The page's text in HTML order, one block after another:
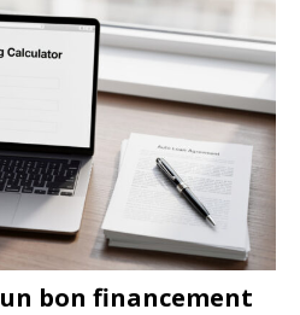
bon financement